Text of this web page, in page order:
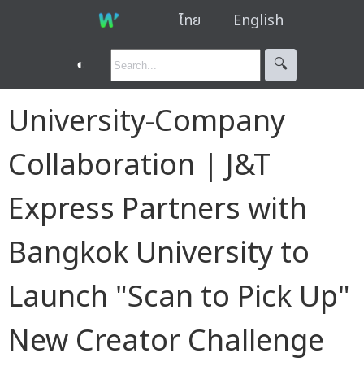
ไทย English
◐ 🔍︎
University-Company
Collaboration | J&T
Express Partners with
Bangkok University to
Launch "Scan to Pick Up"
New Creator Challenge